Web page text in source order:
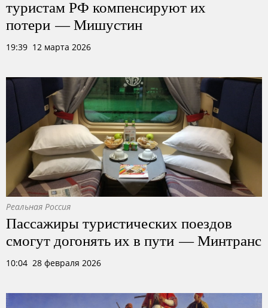
туристам РФ компенсируют их
потери — Мишустин
19:39 12 марта 2026
Реальная Россия
Пассажиры туристических поездов
смогут догонять их в пути — Минтранс
10:04 28 февраля 2026